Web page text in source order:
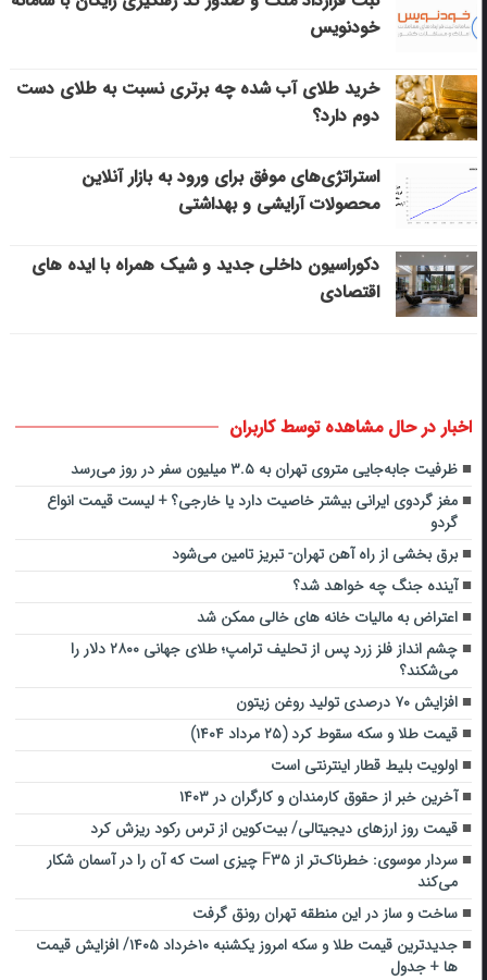
خودنویس
خرید طلای آب شده چه برتری نسبت به طلای دست
دوم دارد؟
استراتژی‌های موفق برای ورود به بازار آنلاین
محصولات آرایشی و بهداشتی
دکوراسیون داخلی جدید و شیک همراه با ایده های
اقتصادی
اخبار در حال مشاهده توسط کاربران
ظرفیت جابه‌جایی متروی تهران به ۳.۵ میلیون سفر در روز می‌رسد
مغز گردوی ایرانی بیشتر خاصیت دارد یا خارجی؟ + لیست قیمت انواع
گردو
برق بخشی از راه آهن تهران- تبریز تامین می‌شود
آینده جنگ چه خواهد شد؟
اعتراض به مالیات خانه‌ های خالی ممکن شد
چشم انداز فلز زرد پس از تحلیف ترامپ؛ طلای جهانی ۲۸۰۰ دلار را
می‌شکند؟
افزایش ۷۰ درصدی تولید روغن زیتون
قیمت طلا و سکه سقوط کرد (۲۵ مرداد ۱۴۰۴)
اولویت بلیط قطار اینترنتی است
آخرین خبر از حقوق کارمندان و کارگران در ۱۴۰۳
قیمت روز ارزهای دیجیتالی/ بیت‌کوین از ترس رکود ریزش کرد
سردار موسوی: خطرناک‌تر از F۳۵ چیزی است که آن‌ را در آسمان شکار
می‌کند
ساخت و ساز در این منطقه تهران رونق گرفت
جدیدترین قیمت طلا و سکه امروز یکشنبه ۱۰خرداد ۱۴۰۵/ افزایش قیمت
ها + جدول